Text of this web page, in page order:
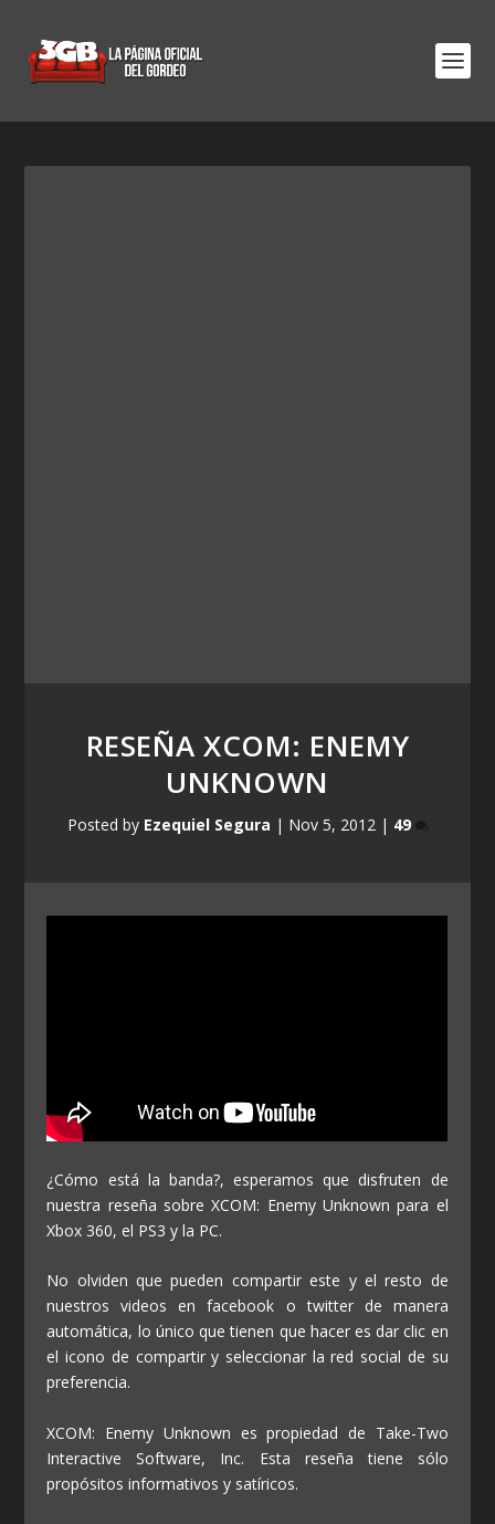
RESEÑA XCOM: ENEMY
UNKNOWN
Posted by Ezequiel Segura | Nov 5, 2012| 49
¿Cómo está la banda?, esperamos que disfruten de
nuestra reseña sobre XCOM: Enemy Unknown para el
Xbox 360, el PS3 y la PC.
No olviden que pueden compartir este y el resto de
nuestros videos en facebook o twitter de manera
automática, lo único que tienen que hacer es dar clic en
el icono de compartir y seleccionar la red social de su
preferencia.
XCOM: Enemy Unknown es propiedad de Take-Two
Interactive Software, Inc. Esta reseña tiene sólo
propósitos informativos y satíricos.